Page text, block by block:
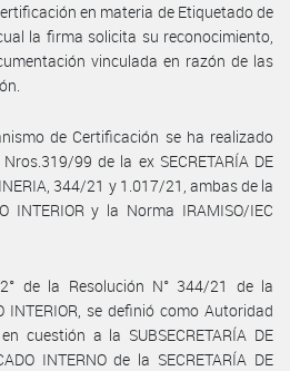
en materia de Etiquetado de
la firma solicita su reconocimiento,
vinculada en razón de las
de Certificación se ha realizado
99 de la ex SECRETARÍA DE
344/21 y 1.017/21, ambas de la
INTERIOR y la Norma IRAMISO/IEC
de la Resolución N° 344/21 de la
INTERIOR, se definió como Autoridad
cuestión a la SUBSECRETARÍA DE
INTERNO de la SECRETARÍA DE